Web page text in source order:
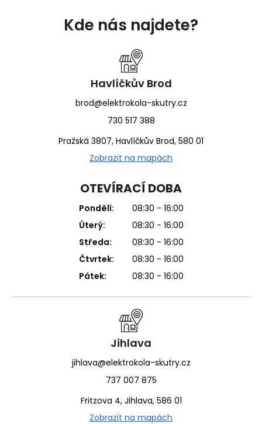
Kde nás najdete?
Havlíčkův Brod
brod@elektrokola-skutry.cz
730 517 388
Pražská 3807, Havlíčkův Brod, 580 01
Zobrazit na mapách
OTEVÍRACÍ DOBA
Pondělí:
08:30 - 16:00
Úterý:
08:30 - 16:00
Středa:
08:30 - 16:00
Čtvrtek:
08:30 - 16:00
Pátek:
08:30 - 16:00
Jihlava
jihlava@elektrokola-skutry.cz
737 007 875
Fritzova 4, Jihlava, 586 01
Zobrazit na mapách